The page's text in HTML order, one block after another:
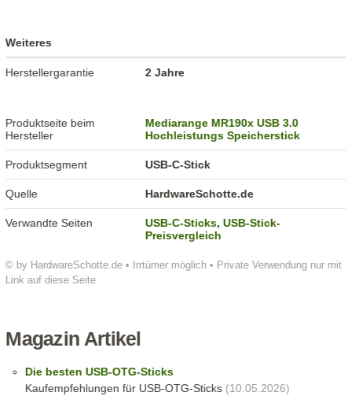
© by HardwareSchotte.de • Irrtümer möglich • Private Verwendung nur mit
Link auf diese Seite
Weiteres
Herstellergarantie 2 Jahre
Produktseite beim
Hersteller
Mediarange MR190x USB 3.0
Hochleistungs Speicherstick
Produktsegment USB-C-Stick
Quelle HardwareSchotte.de
Verwandte Seiten USB-C-Sticks,USB-Stick-
Preisvergleich
Magazin Artikel
Die besten USB-OTG-Sticks
Kaufempfehlungen für USB-OTG-Sticks(10.05.2026)